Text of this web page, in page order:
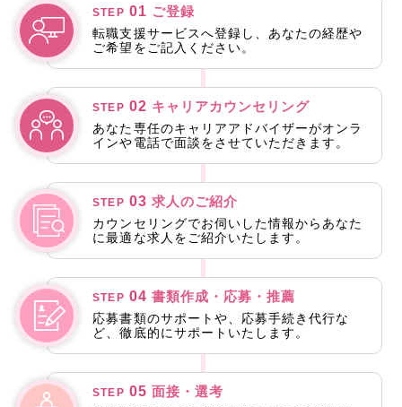
していました。
しかし、現在はディープリサーチ機能を備えたAIにセキュリ
れるため、
セキュリティレビューを圧倒的なスピードで完了できるよう
になりました。
STEP 01 ご登録
転職支援サービスへ登録し、あなたの経歴や
ご希望をご記入ください。
STEP 02 キャリアカウンセリング
あなた専任のキャリアアドバイザーがオンラ
インや電話で面談をさせていただきます。
STEP 03 求人のご紹介
カウンセリングでお伺いした情報からあなた
に最適な求人をご紹介いたします。
STEP 04 書類作成・応募・推薦
応募書類のサポートや、応募手続き代行な
ど、徹底的にサポートいたします。
STEP 05 面接・選考